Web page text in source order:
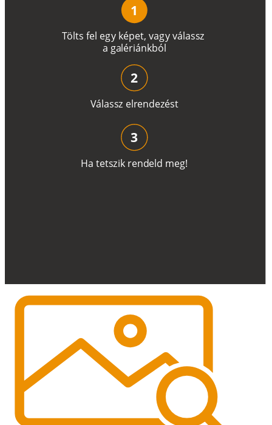
Tölts fel egy képet, vagyválassz
a galériánkból
1
Válassz elrendezést
2
Ha tetszik rendeld meg!
3